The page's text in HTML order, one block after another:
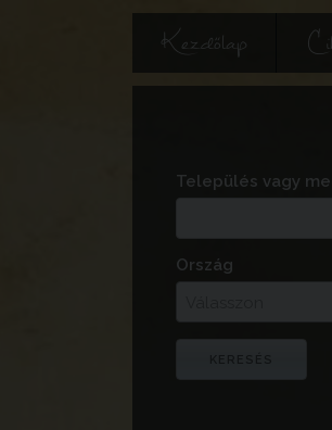
Kezdőlap
Település vagy
Ország